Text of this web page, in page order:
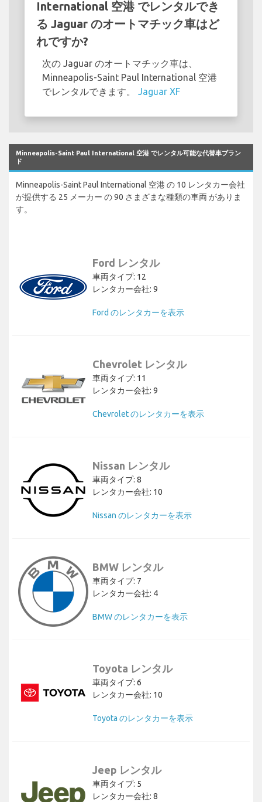
International 空港 でレンタルでき
る Jaguar のオートマチック車はど
れですか?
次の Jaguar のオートマチック車は、
Minneapolis-Saint Paul International 空港
でレンタルできます。
Jaguar XF
Minneapolis-Saint Paul International 空港 でレンタル可能な代替車ブラン
ド
Minneapolis-Saint Paul International 空港 の 10 レンタカー会社
が提供する 25 メーカー の 90 さまざまな種類の車両 がありま
す。
Ford レンタル
車両タイプ: 12
レンタカー会社: 9
Ford のレンタカーを表示
Chevrolet レンタル
車両タイプ: 11
レンタカー会社: 9
Chevrolet のレンタカーを表示
Nissan レンタル
車両タイプ: 8
レンタカー会社: 10
Nissan のレンタカーを表示
BMW レンタル
車両タイプ: 7
レンタカー会社: 4
BMW のレンタカーを表示
Toyota レンタル
車両タイプ: 6
レンタカー会社: 10
Toyota のレンタカーを表示
Jeep レンタル
車両タイプ: 5
レンタカー会社: 8